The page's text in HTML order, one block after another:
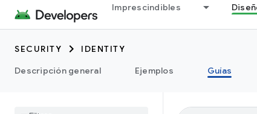
Imprescindibles
SECURITY
IDENTITY
Descripción general
Ejemplos Guías